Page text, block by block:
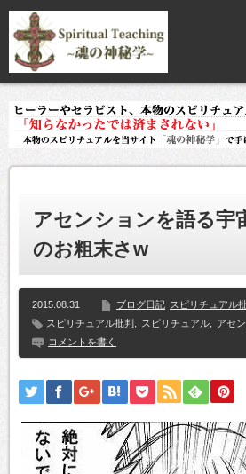
アセンションを語る宇
のお粗末さw
2015.08.31 ブログ日記 スピリチュアル
スピリチュアル批判
スピリチュアル アセ
コメントを書く